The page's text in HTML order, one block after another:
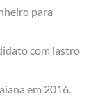
para
com lastro
em 2016.